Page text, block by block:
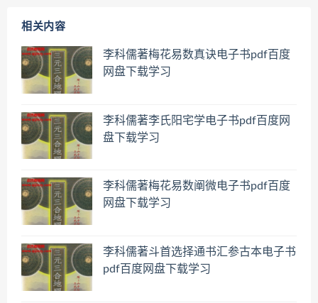
相关内容
李科儒著梅花易数真诀电子书pdf百度
网盘下载学习
李科儒著李氏阳宅学电子书pdf百度网
盘下载学习
李科儒著梅花易数阐微电子书pdf百度
网盘下载学习
李科儒著斗首选择通书汇参古本电子书
pdf百度网盘下载学习